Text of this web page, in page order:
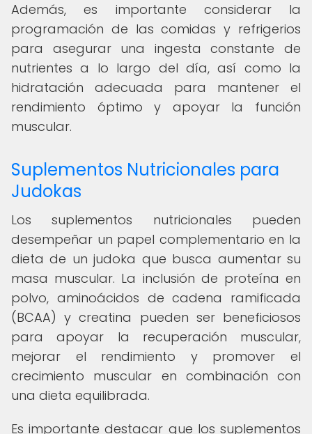
Además, es importante considerar la
programación de las comidas y refrigerios
para asegurar una ingesta constante de
nutrientes a lo largo del día, así como la
hidratación adecuada para mantener el
rendimiento óptimo y apoyar la función
muscular.
Suplementos Nutricionales para
Judokas
Los suplementos nutricionales pueden
desempeñar un papel complementario en la
dieta de un judoka que busca aumentar su
masa muscular. La inclusión de proteína en
polvo, aminoácidos de cadena ramificada
(BCAA) y creatina pueden ser beneficiosos
para apoyar la recuperación muscular,
mejorar el rendimiento y promover el
crecimiento muscular en combinación con
una dieta equilibrada.
Es importante destacar que los suplementos